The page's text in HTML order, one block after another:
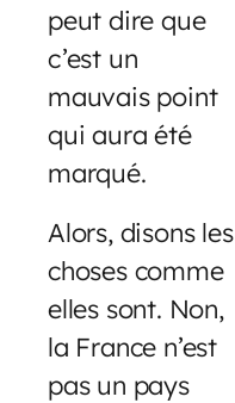
peut dire que
c’est un
mauvais point
qui aura été
marqué.
Alors, disons les
choses comme
elles sont. Non,
la France n’est
pas un pays